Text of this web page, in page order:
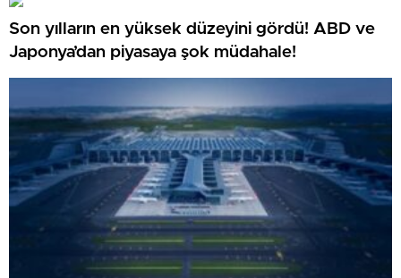
Son yılların en yüksek düzeyini gördü! ABD ve
Japonya’dan piyasaya şok müdahale!